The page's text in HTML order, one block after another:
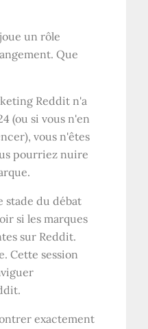
un rôle
Que
Reddit n'a
(ou si vous n'en
vous n'êtes
pourriez nuire
stade du débat
si les marques
sur Reddit.
Cette session
exactement